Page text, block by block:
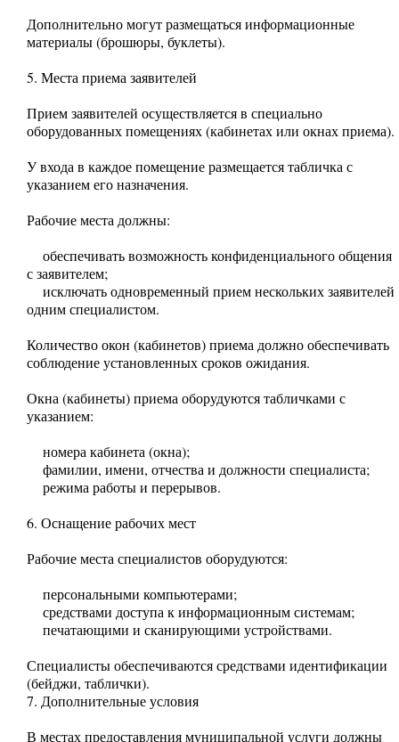
Дополнительно могут размещаться информационные
материалы (брошюры, буклеты).
5. Места приема заявителей
Прием заявителей осуществляется в специально
оборудованных помещениях (кабинетах или окнах приема).
У входа в каждое помещение размещается табличка с
указанием его назначения.
Рабочие места должны:
обеспечивать возможность конфиденциального общения
с заявителем;
исключать одновременный прием нескольких заявителей
одним специалистом.
Количество окон (кабинетов) приема должно обеспечивать
соблюдение установленных сроков ожидания.
Окна (кабинеты) приема оборудуются табличками с
указанием:
номера кабинета (окна);
фамилии, имени, отчества и должности специалиста;
режима работы и перерывов.
6. Оснащение рабочих мест
Рабочие места специалистов оборудуются:
персональными компьютерами;
средствами доступа к информационным системам;
печатающими и сканирующими устройствами.
Специалисты обеспечиваются средствами идентификации
(бейджи, таблички).
7. Дополнительные условия
В местах предоставления муниципальной услуги должны